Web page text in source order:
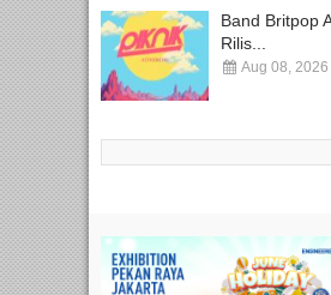
Band Britpop
Rilis...
Aug 08, 2026